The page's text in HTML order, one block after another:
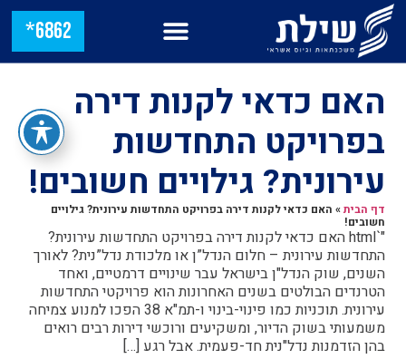
6862*
האם כדאי לקנות דירה
בפרויקט התחדשות
עירונית? גילויים חשובים!
דף הבית» האם כדאי לקנות דירה בפרויקט התחדשות עירונית? גילויים
חשובים!
"`html האם כדאי לקנות דירה בפרויקט התחדשות עירונית?
התחדשות עירונית – חלום הנדל”ן או מלכודת נדל”נית? לאורך
השנים, שוק הנדל"ן בישראל עבר שינויים דרמטיים, ואחד
הטרנדים הבולטים בשנים האחרונות הוא פרויקטי התחדשות
עירונית. תוכניות כמו פינוי-בינוי ו-תמ"א 38 הפכו למנוע צמיחה
משמעותי בשוק הדיור, ומשקיעים ורוכשי דירות רבים רואים
בהן הזדמנות נדל"נית חד-פעמית. אבל רגע […]